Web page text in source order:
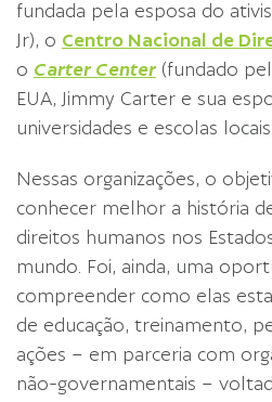
fundada pela esposa do
Jr), o Centro Nacional de
o Carter Center (fundado
EUA, Jimmy Carter e sua
universidades e escolas locais.
Nessas organizações, o
conhecer melhor a história
direitos humanos nos
mundo. Foi, ainda, uma
compreender como elas
de educação, treinamento,
ações – em parceria com
não-governamentais –